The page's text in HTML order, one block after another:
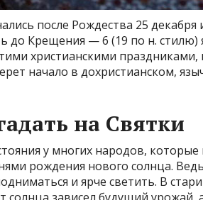
после Рождества 25
до Крещения — 6 (19 по н. стилю)
христианскими праздниками,
начало в дохристианском,
на Святки
у многих народов, которые
рождения нового солнца.
и ярче светить. В